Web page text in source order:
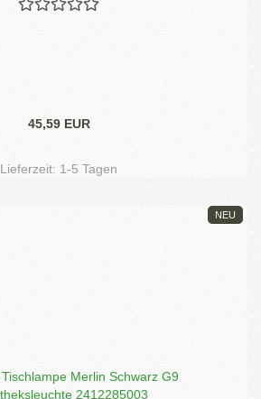
45,59 EUR
Lieferzeit: 1-5 Tagen
NEU